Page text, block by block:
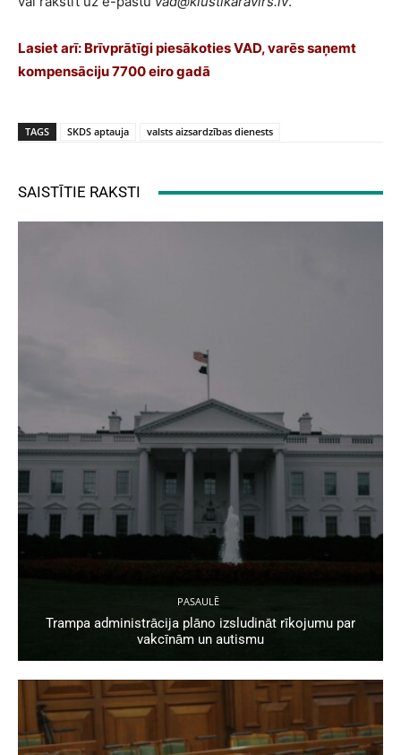
Lasiet arī: Brīvprātīgi piesākoties VAD, varēs saņemt
kompensāciju 7700 eiro gadā
TAGS SKDS aptauja valsts aizsardzības dienests
SAISTĪTIE RAKSTI
PASAULĒ
Trampa administrācija plāno izsludināt rīkojumu par
vakcīnām un autismu